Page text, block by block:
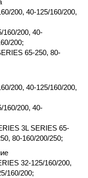
200, 40-125/160/200,
160/200, 40-
200;
65-250, 80-
200, 40-125/160/200,
160/200, 40-
3L SERIES 65-
80-160/200/250;
32-125/160/200,
160/200;